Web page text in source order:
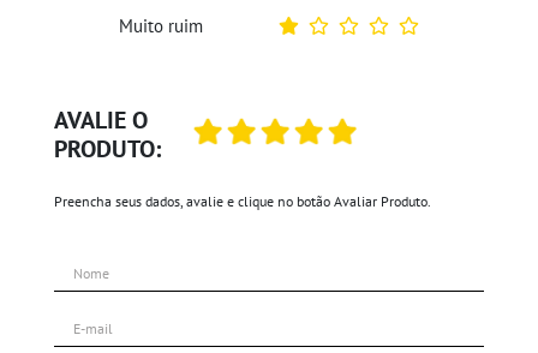
AVALIE O
PRODUTO:
Preencha seus dados, avalie e clique no botão Avaliar Produto.
Muito ruim